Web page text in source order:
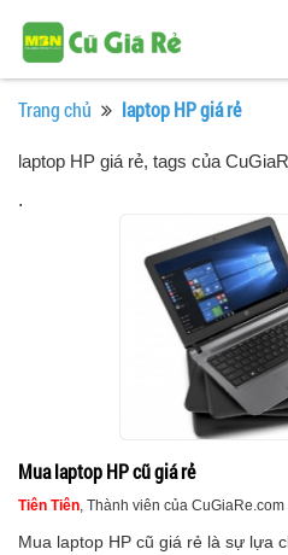
Trang chủ laptop HP giá rẻ
laptop HP giá rẻ, tags của
.
Mua laptop HP cũ giá rẻ
Tiên Tiên, Thành viên của CuGiaRe.com
Mua laptop HP cũ giá rẻ là sự lựa